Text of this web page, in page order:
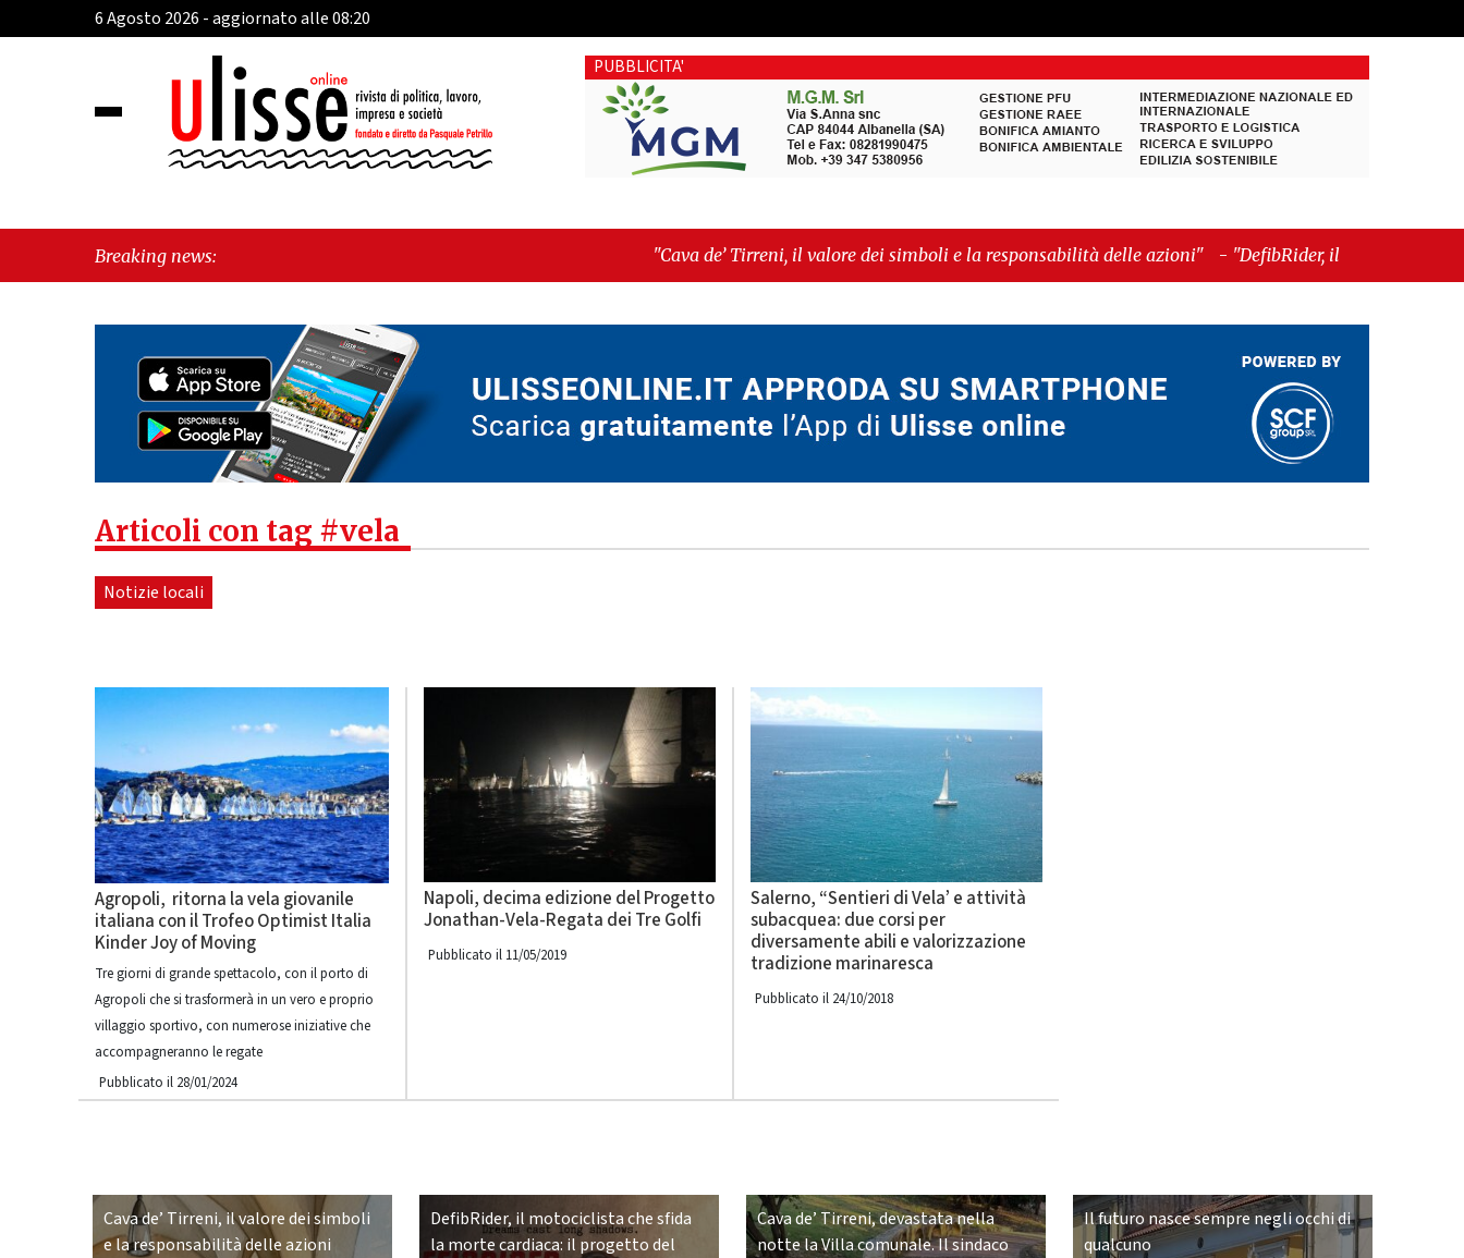
6 Agosto 2026 - aggiornato alle 08:20
PUBBLICITA'
Breaking news: "Cava de’ Tirreni, il valore dei simboli e la responsabilità delle azioni" -"DefibRider, il motociclista che sfida la
morte cardiaca: il progetto del dottor Colangelo che porta la cardioprotezione tra la gente"
Articoli con tag #vela
Notizie locali
Agropoli, ritorna la vela giovanile
italiana con il Trofeo Optimist Italia
Kinder Joy of Moving
Tre giorni di grande spettacolo, con il porto di
Agropoli che si trasformerà in un vero e proprio
villaggio sportivo, con numerose iniziative che
accompagneranno le regate
Pubblicato il 28/01/2024
Napoli, decima edizione del Progetto
Jonathan-Vela-Regata dei Tre Golfi
Pubblicato il 11/05/2019
Salerno, “Sentieri di Vela’ e attività
subacquea: due corsi per
diversamente abili e valorizzazione
tradizione marinaresca
Pubblicato il 24/10/2018
Cava de’ Tirreni, il valore dei simboli
e la responsabilità delle azioni
DefibRider, il motociclista che sfida
la morte cardiaca: il progetto del
Cava de’ Tirreni, devastata nella
notte la Villa comunale. Il sindaco
Il futuro nasce sempre negli occhi di
qualcuno